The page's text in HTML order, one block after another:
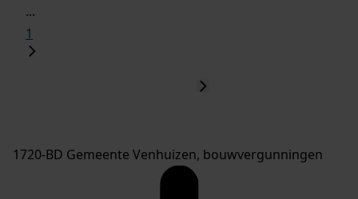
...
1
1720-BD Gemeente Venhuizen, bouwvergunningen